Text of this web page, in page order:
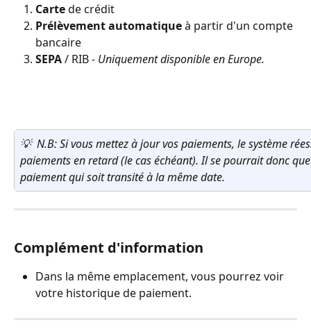
Carte de crédit
Prélèvement automatique à partir d'un compte
bancaire
SEPA / RIB - Uniquement disponible en Europe.
💡  N.B: Si vous mettez à jour vos paiements, le système
paiements en retard (le cas échéant). Il se pourrait donc
paiement qui soit transité à la même date.
Complément d'information
Dans la même emplacement, vous pourrez voir
votre historique de paiement.